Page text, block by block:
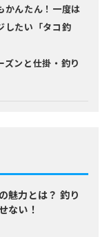
かんたん！一度は
したい「タコ釣
ズンと仕掛・釣り
魅力とは？ 釣り
ない！